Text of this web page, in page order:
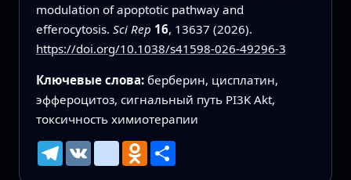
modulation of apoptotic pathway and
efferocytosis. Sci Rep 16, 13637 (2026).
https://doi.org/10.1038/s41598-026-49296-3
Ключевые слова: берберин, цисплатин,
эффероцитоз, сигнальный путь PI3K Akt,
токсичность химиотерапии
Telegram
VK mailruOdnoklassniki
Ресурс